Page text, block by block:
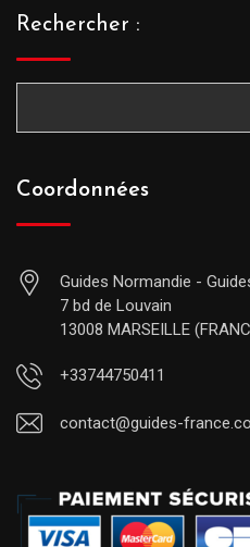
Rechercher :
Coordonnées
Guides Normandie -
7 bd de Louvain
13008 MARSEILLE
+33744750411
contact@guides-